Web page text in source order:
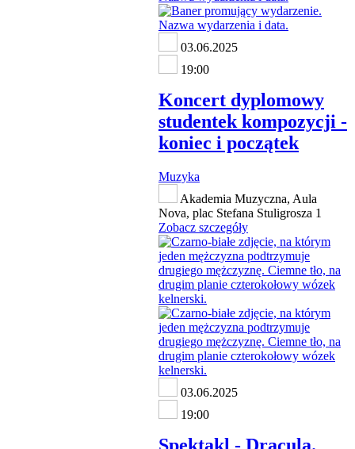
03.06.2025
19:00
Koncert dyplomowy
studentek kompozycji -
koniec i początek
Muzyka
Akademia Muzyczna, Aula
Nova, plac Stefana Stuligrosza 1
Zobacz szczegóły
03.06.2025
19:00
Spektakl - Dracula.